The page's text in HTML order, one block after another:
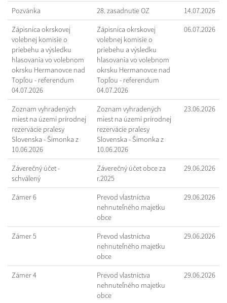
Pozvánka 28. zasadnutie OZ 14.07.2026
Zápisnica okrskovej
volebnej komisie o
priebehu a výsledku
hlasovania vo volebnom
okrsku Hermanovce nad
Topľou - referendum
04.07.2026
Zápisnica okrskovej
volebnej komisie o
priebehu a výsledku
hlasovania vo volebnom
okrsku Hermanovce nad
Topľou - referendum
04.07.2026
06.07.2026
Zoznam vyhradených
miest na území prírodnej
rezervácie pralesy
Slovenska - Šimonka z
10.06.2026
Zoznam vyhradených
miest na území prírodnej
rezervácie pralesy
Slovenska - Šimonka z
10.06.2026
23.06.2026
Záverečný účet -
schválený
Záverečný účet obce za
r.2025
29.06.2026
Zámer 6
Prevod vlastníctva
nehnuteľného majetku
obce
29.06.2026
Zámer 5
Prevod vlastníctva
nehnuteľného majetku
obce
29.06.2026
Zámer 4
Prevod vlastníctva
nehnuteľného majetku
obce
29.06.2026